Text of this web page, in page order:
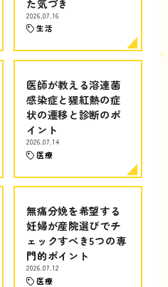
た気づき
2026.07.16
生活
医師が教える溶連菌
感染症と猩紅熱の症
状の遷移と診断のポ
イント
2026.07.14
医療
無痛分娩を希望する
妊婦が産院選びでチ
ェックすべき5つの専
門的ポイント
2026.07.12
医療